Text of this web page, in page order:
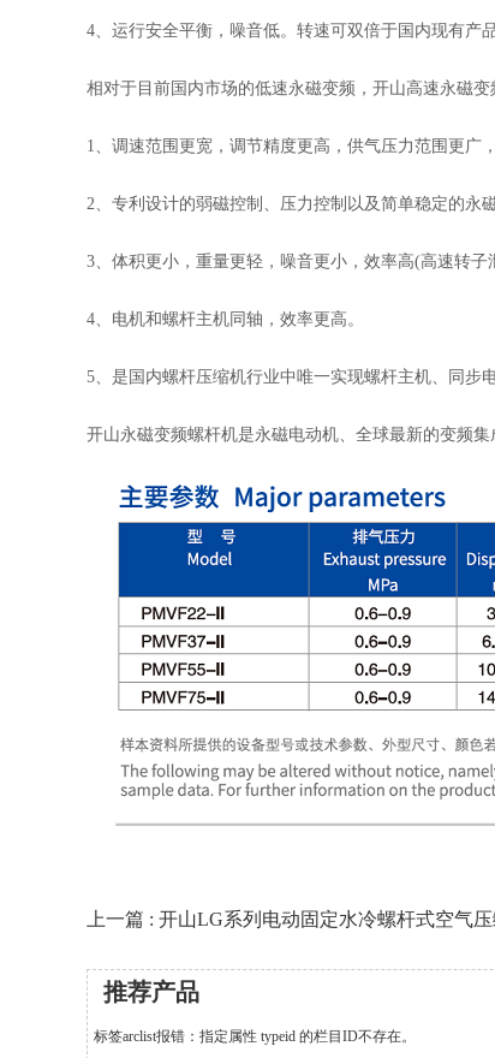
4、运行安全平衡，噪音低。转速可双倍于国内现有产
相对于目前国内市场的低速永磁变频，开山高速永磁变
1、调速范围更宽，调节精度更高，供气压力范围更广
2、专利设计的弱磁控制、压力控制以及简单稳定的永
3、体积更小，重量更轻，噪音更小，效率高(高速转子
4、电机和螺杆主机同轴，效率更高。
5、是国内螺杆压缩机行业中唯一实现螺杆主机、同步
开山永磁变频螺杆机是永磁电动机、全球最新的变频
上一篇 : 开山LG系列电动固定水冷螺杆式空气
推荐产品
标签arclist报错：指定属性 typeid 的栏目ID不存在。